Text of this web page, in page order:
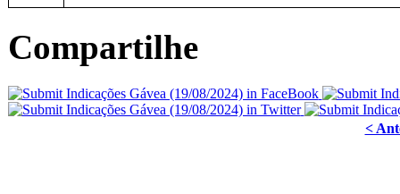
Compartilhe
<